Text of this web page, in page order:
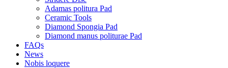
Adamas politura Pad
Ceramic Tools
Diamond Spongia Pad
Diamond manus politurae Pad
FAQs
News
Nobis loquere